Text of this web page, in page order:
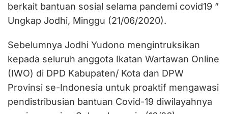
berkait bantuan sosial selama pandemi covid19 ”
Ungkap Jodhi, Minggu (21/06/2020).
Sebelumnya Jodhi Yudono mengintruksikan
kepada seluruh anggota Ikatan Wartawan Online
(IWO) di DPD Kabupaten/ Kota dan DPW
Provinsi se-Indonesia untuk proaktif mengawasi
pendistribusian bantuan Covid-19 diwilayahnya